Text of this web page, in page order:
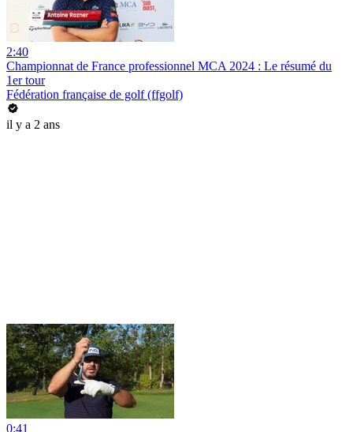
2:40
Championnat de France professionnel MCA 2024 : Le résumé du
1er tour
Fédération française de golf (ffgolf)
il y a 2 ans
0:41